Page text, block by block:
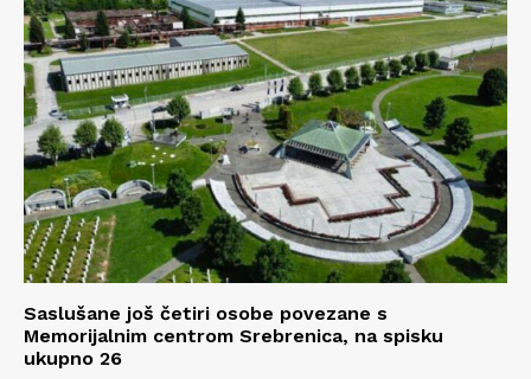
O nama
Kontakt
Impressum
Saslušane još četiri osobe povezane s
Memorijalnim centrom Srebrenica, na spisku
ukupno 26